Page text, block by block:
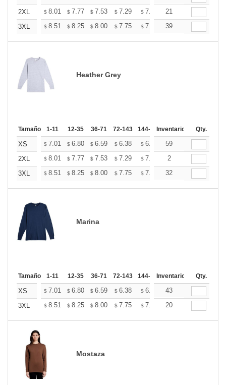
2XL
$ 8.01 $ 7.77 $ 7.53 $ 7.29 $ 7.06 $6.94
21
3XL
$ 8.51 $ 8.25 $ 8.00 $ 7.75 $ 7.50 $7.37
39
Heather Grey
Tamaño 1-11 12-35 36-71 72-143 144-287 288 + Mas
Inventario Qty.
XS $ 7.01 $ 6.80 $ 6.59 $ 6.38 $ 6.18 $6.07
59
2XL
$ 8.01 $ 7.77 $ 7.53 $ 7.29 $ 7.06 $
2
3XL
$ 8.51 $ 8.25 $ 8.00 $ 7.75 $ 7.50 $7.37
32
Marina
Tamaño 1-11 12-35 36-71 72-143 144-287 288 + Mas
Inventario Qty.
XS $ 7.01 $ 6.80 $ 6.59 $ 6.38 $ 6.18 $6.07
43
3XL
$ 8.51 $ 8.25 $ 8.00 $ 7.75 $ 7.50 $7.37
20
Mostaza